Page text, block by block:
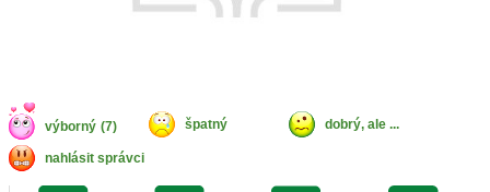
výborný (7) špatný dobrý, ale ...
nahlásit správci